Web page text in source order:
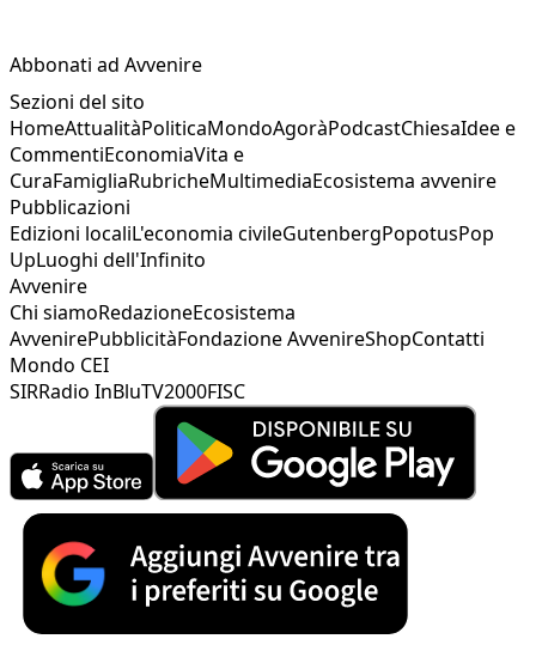
Abbonati ad Avvenire
Sezioni del sito
HomeAttualitàPoliticaMondoAgoràPodcastChiesaIdee e
CommentiEconomiaVita e
CuraFamigliaRubricheMultimediaEcosistema avvenire
Pubblicazioni
Edizioni localiL'economia civileGutenbergPopotusPop
UpLuoghi dell'Infinito
Avvenire
Chi siamoRedazioneEcosistema
AvvenirePubblicitàFondazione AvvenireShopContatti
Mondo CEI
SIRRadio InBluTV2000FISC